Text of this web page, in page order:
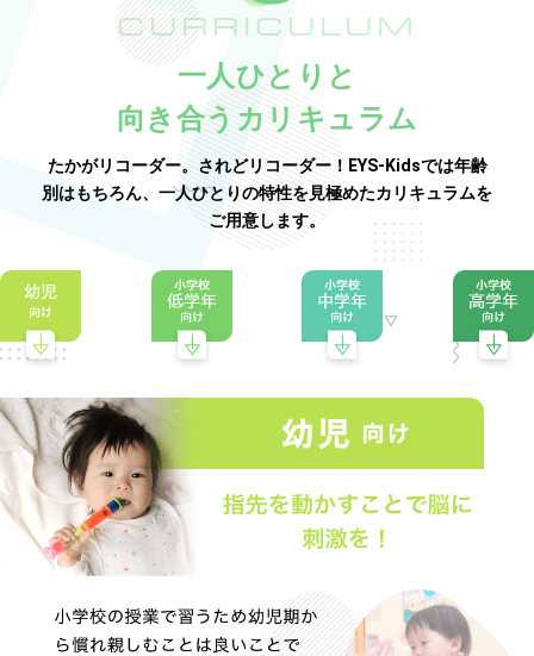
CURRICULUM
一人ひとりと
向き合うカリキュラム
たかがリコーダー。されどリコーダー！EYS-Kidsでは年齢
別はもちろん、一人ひとりの特性を見極めたカリキュラムを
ご用意します。